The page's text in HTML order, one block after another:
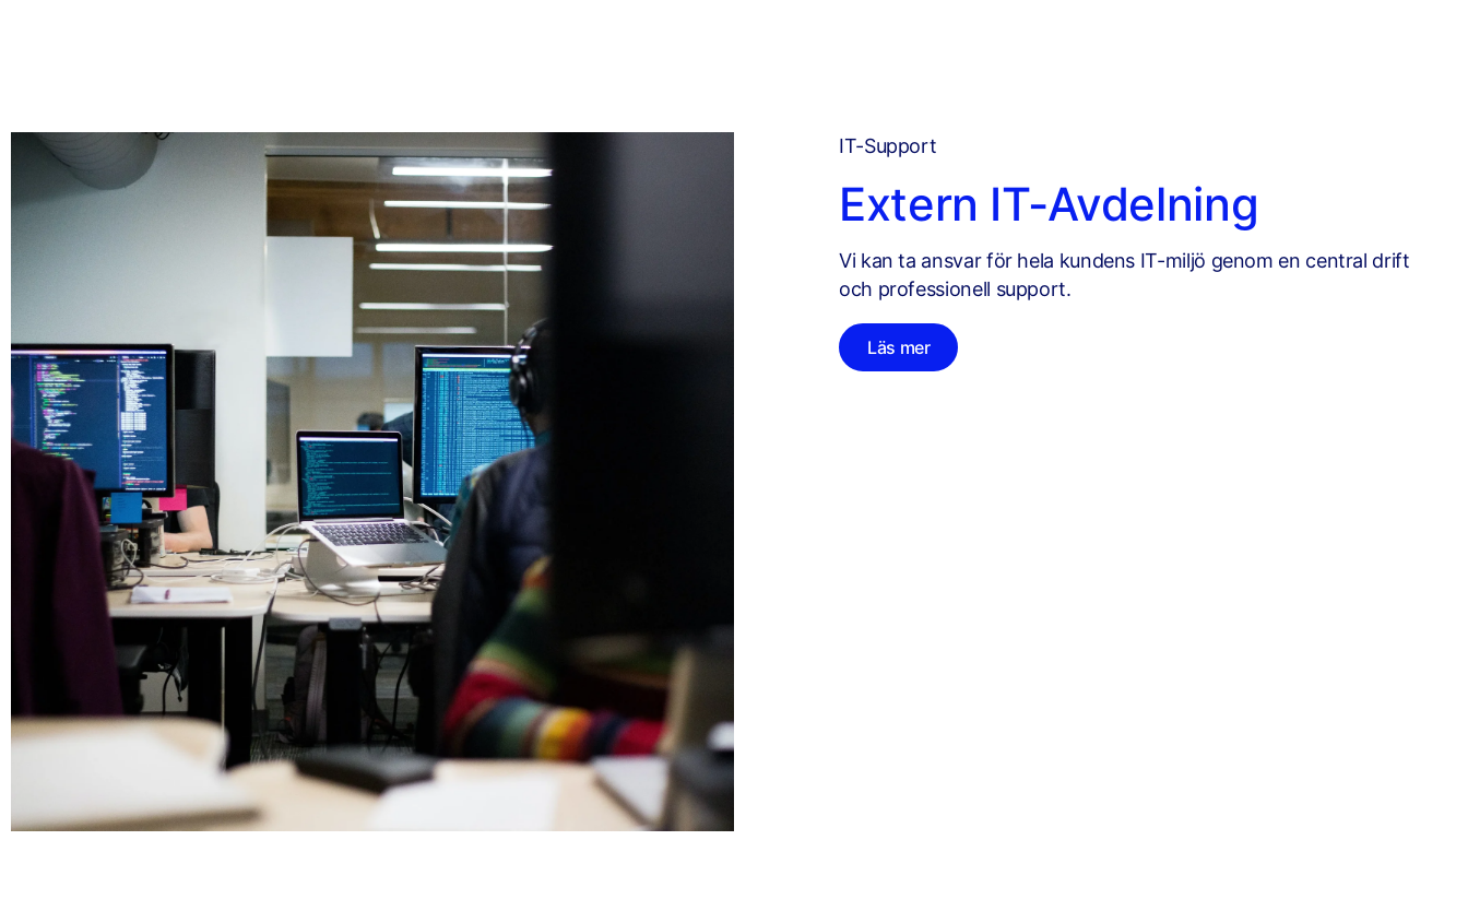
IT-Support
Extern IT-Avdelning
Vi kan ta ansvar för hela kundens IT-miljö genom en central drift
och professionell support.
Läs mer